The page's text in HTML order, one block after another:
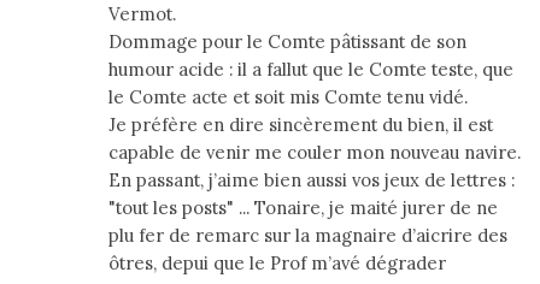
Vermot.
Dommage pour le Comte pâtissant de son
humour acide : il a fallut que le Comte teste, que
le Comte acte et soit mis Comte tenu vidé.
Je préfère en dire sincèrement du bien, il est
capable de venir me couler mon nouveau navire.
En passant, j’aime bien aussi vos jeux de lettres :
"tout les posts" ... Tonaire, je maité jurer de ne
plu fer de remarc sur la magnaire d’aicrire des
ôtres, depui que le Prof m’avé dégrader